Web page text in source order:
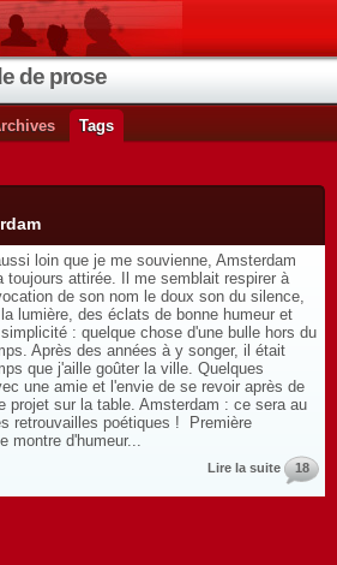
de prose
Tags
loin que je me souvienne, Amsterdam
toujours attirée. Il me semblait respirer à
de son nom le doux son du silence,
lumière, des éclats de bonne humeur et
: quelque chose d'une bulle hors du
Après des années à y songer, il était
que j'aille goûter la ville. Quelques
une amie et l'envie de se revoir après de
projet sur la table. Amsterdam : ce sera au
retrouvailles poétiques ! Première
montre d'humeur...
Lire la suite 18